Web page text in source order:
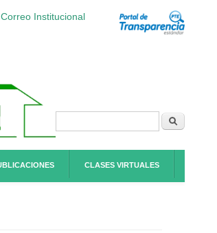
Correo Institucional
Formulario de
CLASES VIRTUALES